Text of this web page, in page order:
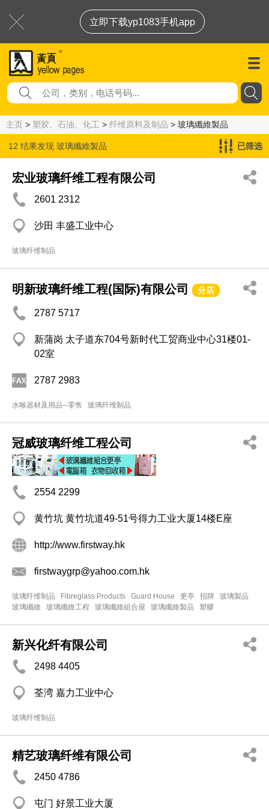
立即下载yp1083手机app
主页 > 塑胶、石油、化工 > 纤维原料及制品 > 玻璃纖維製品
12 结果发现 玻璃纖維製品 已筛选
宏业玻璃纤维工程有限公司
2601 2312
沙田 丰盛工业中心
玻璃纤维制品
明新玻璃纤维工程(国际)有限公司 分店
2787 5717
新蒲岗 太子道东704号新时代工贸商业中心31楼01-
02室
2787 2983
水喉器材及用品─零售 玻璃纤维制品
冠威玻璃纤维工程公司
2554 2299
黄竹坑 黄竹坑道49-51号得力工业大厦14楼E座
http://www.firstway.hk
firstwaygrp@yahoo.com.hk
玻璃纤维制品 Fibreglass Products Guard House 更亭 招牌
玻璃製品
玻璃纖維
玻璃纖維工程 玻璃纖維組合屋 玻璃纖維製品 塑膠
新兴化纤有限公司
2498 4405
荃湾 嘉力工业中心
玻璃纤维制品
精艺玻璃纤维有限公司
2450 4786
屯门 好景工业大厦